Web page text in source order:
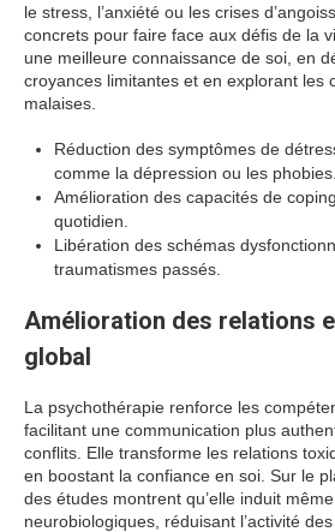
le stress, l’anxiété ou les crises
concrets pour faire face aux défis de la
une meilleure connaissance de soi, en
croyances limitantes et en explorant les
malaises.
Réduction des symptômes de
comme la dépression ou les phobies.
Amélioration des capacités de
quotidien.
Libération des schémas
traumatismes passés.
Amélioration des relations
global
La psychothérapie renforce les
facilitant une communication plus
conflits. Elle transforme les relations
en boostant la confiance en soi. Sur le
des études montrent qu’elle induit
neurobiologiques, réduisant l’activité